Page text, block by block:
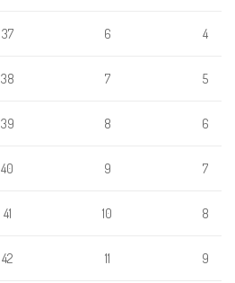
37 6 4
38 7 5
39 8 6
40 9 7
41 10 8
42 11 9